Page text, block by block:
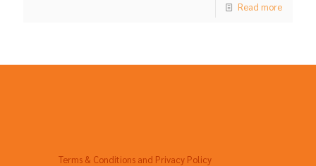
Read more
Terms & Conditions and Privacy Policy